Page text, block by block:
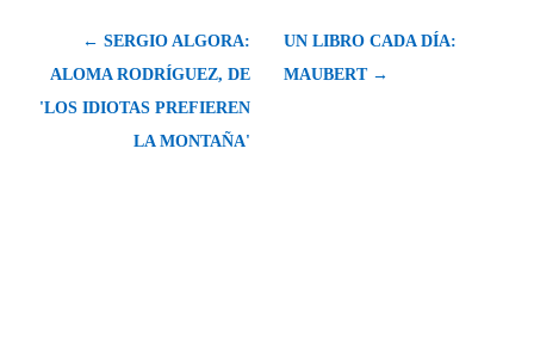
← SERGIO ALGORA:
ALOMA RODRÍGUEZ, DE
'LOS IDIOTAS PREFIEREN
LA MONTAÑA'
UN LIBRO CADA DÍA:
MAUBERT →